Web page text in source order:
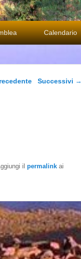
Calendario
articolo
Successivi →
il permalink ai